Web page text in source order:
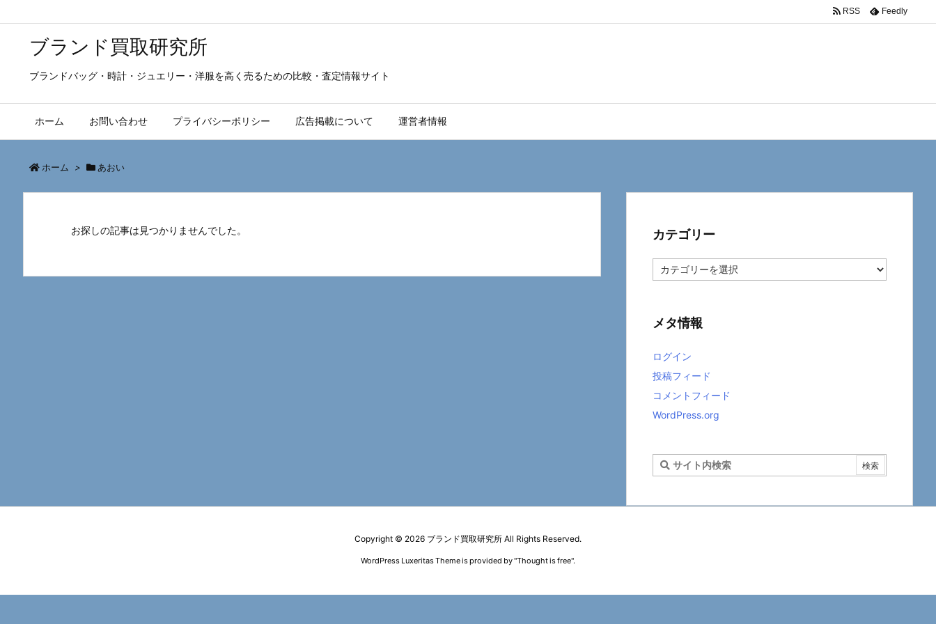
ブランド買取研究所
ブランドバッグ・時計・ジュエリー・洋服を高く売るための比較・査定情報サイト
ホーム お問い合わせ プライバシーポリシー 広告掲載について 運営者情報
RSS Feedly
ホーム > あおい
お探しの記事は見つかりませんでした。 カテゴリー
テ
ー
メタ情報
ログイン
投稿フィード
コメントフィード
WordPress.org
Copyright © 2026 ブランド買取研究所 All Rights Reserved.
WordPress Luxeritas Theme is provided by "Thought is free".